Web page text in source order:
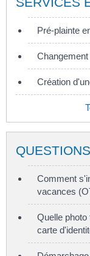
Pré-plainte
Création
Comment
vacances
Quelle photo
carte